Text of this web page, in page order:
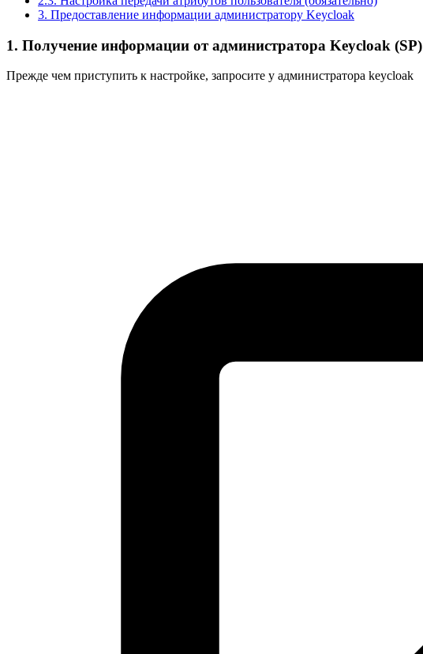
3. Предоставление информации администратору Keycloak
1. Получение информации от администратора Keycloak (SP)
Прежде чем приступить к настройке, запросите у администратора keycloak